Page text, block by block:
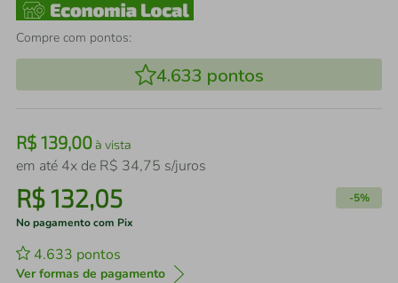
Compre com pontos:
4.633 pontos
R$ 139,00à vista
em até 4x de R$ 34,75 s/juros
R$132,05 -5%
No pagamento com Pix
4.633 pontos
Ver formas de pagamento